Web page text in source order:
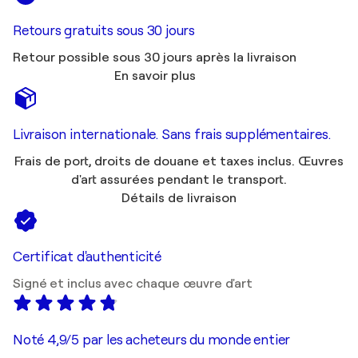
Retours gratuits sous 30 jours
Retour possible sous 30 jours après la livraison
En savoir plus
Livraison internationale. Sans frais supplémentaires.
Frais de port, droits de douane et taxes inclus. Œuvres
d'art assurées pendant le transport.
Détails de livraison
Certificat d'authenticité
Signé et inclus avec chaque œuvre d'art
Noté 4,9/5 par les acheteurs du monde entier